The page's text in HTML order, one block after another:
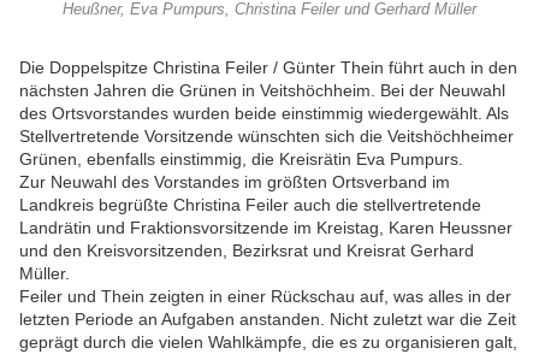
Heußner, Eva Pumpurs, Christina Feiler und Gerhard Müller
Die Doppelspitze Christina Feiler / Günter Thein führt auch in den
nächsten Jahren die Grünen in Veitshöchheim. Bei der Neuwahl
des Ortsvorstandes wurden beide einstimmig wiedergewählt. Als
Stellvertretende Vorsitzende wünschten sich die Veitshöchheimer
Grünen, ebenfalls einstimmig, die Kreisrätin Eva Pumpurs.
Zur Neuwahl des Vorstandes im größten Ortsverband im
Landkreis begrüßte Christina Feiler auch die stellvertretende
Landrätin und Fraktionsvorsitzende im Kreistag, Karen Heussner
und den Kreisvorsitzenden, Bezirksrat und Kreisrat Gerhard
Müller.
Feiler und Thein zeigten in einer Rückschau auf, was alles in der
letzten Periode an Aufgaben anstanden. Nicht zuletzt war die Zeit
geprägt durch die vielen Wahlkämpfe, die es zu organisieren galt,